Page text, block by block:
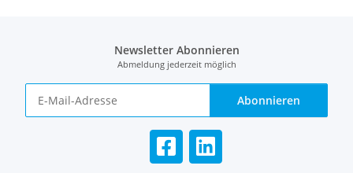
Newsletter Abonnieren
Abmeldung jederzeit möglich
Abonnieren